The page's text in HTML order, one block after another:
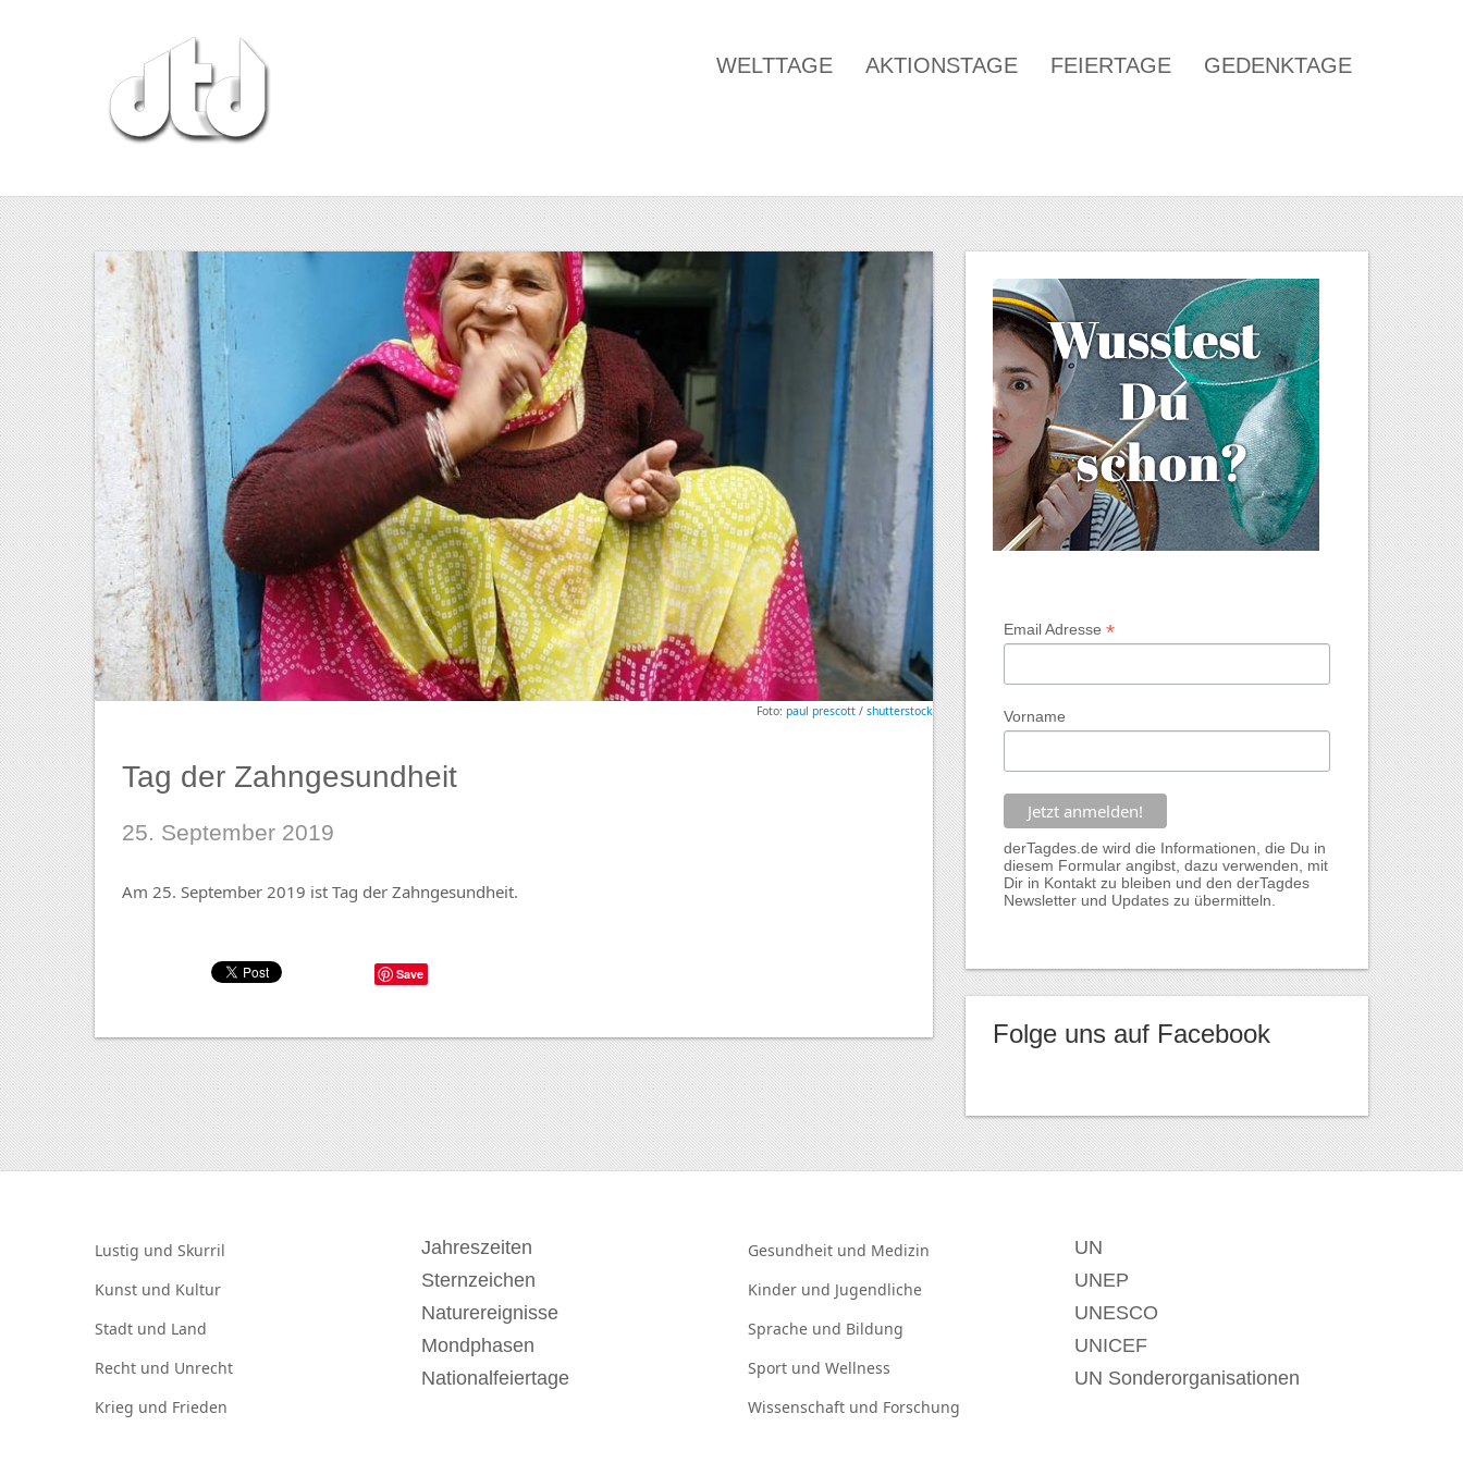
WELTTAGE AKTIONSTAGE FEIERTAGE GEDENKTAGE
Foto: paul prescott / shutterstock
Tag der Zahngesundheit
25. September 2019
Am 25. September 2019 ist Tag der Zahngesundheit.
Save
Email Adresse *
Vorname
derTagdes.de wird die Informationen, die Du in
diesem Formular angibst, dazu verwenden, mit
Dir in Kontakt zu bleiben und den derTagdes
Newsletter und Updates zu übermitteln.
Folge uns auf Facebook
Lustig und Skurril
Kunst und Kultur
Stadt und Land
Recht und Unrecht
Krieg und Frieden
Jahreszeiten
Sternzeichen
Naturereignisse
Mondphasen
Nationalfeiertage
Gesundheit und Medizin
Kinder und Jugendliche
Sprache und Bildung
Sport und Wellness
Wissenschaft und Forschung
UN
UNEP
UNESCO
UNICEF
UN Sonderorganisationen